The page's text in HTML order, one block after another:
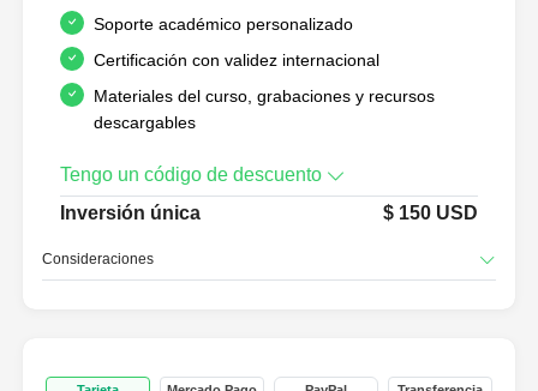
Soporte académico personalizado
Certificación con validez internacional
Materiales del curso, grabaciones y recursos
descargables
Tengo un código de descuento
Inversión única
$ 150 USD
Consideraciones